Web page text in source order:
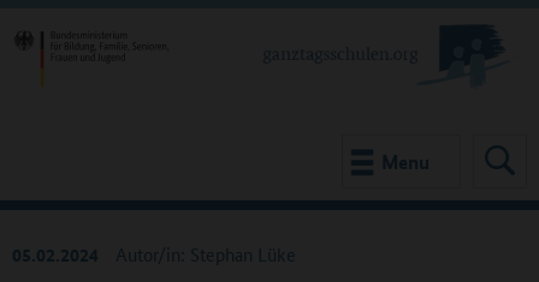
Menu
05.02.2024 Autor/in: Stephan Lüke